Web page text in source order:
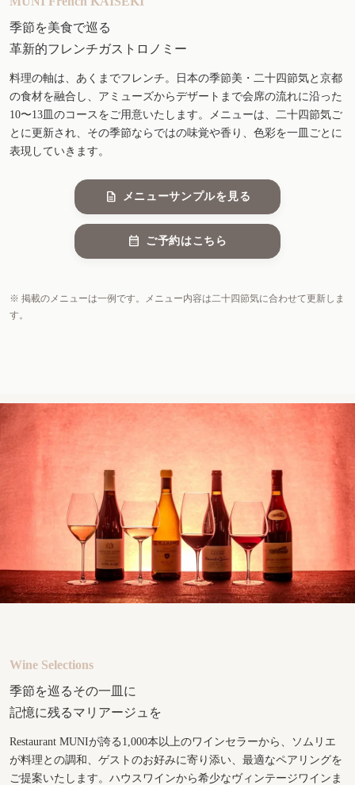
季節を美食で巡る
革新的フレンチガストロノミー
料理の軸は、あくまでフレンチ。日本の季節美・二十四節気と京都
の食材を融合し、アミューズからデザートまで会席の流れに沿った
10〜13皿のコースをご用意いたします。メニューは、二十四節気ご
とに更新され、その季節ならではの味覚や香り、色彩を一皿ごとに
表現していきます。
メニューサンプルを見る
ご予約はこちら
※ 掲載のメニューは一例です。メニュー内容は二十四節気に合わせて更新しま
す。
Wine Selections
季節を巡るその一皿に
記憶に残るマリアージュを
Restaurant MUNIが誇る1,000本以上のワインセラーから、ソムリエ
が料理との調和、ゲストのお好みに寄り添い、最適なペアリングを
ご提案いたします。ハウスワインから希少なヴィンテージワインま